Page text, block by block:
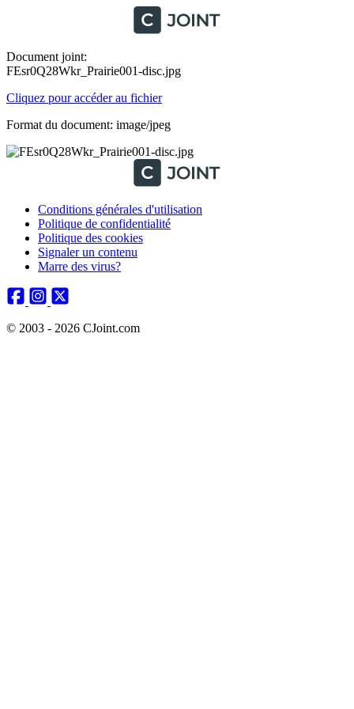
Document joint:
FEsr0Q28Wkr_Prairie001-disc.jpg
Cliquez pour accéder au fichier
Format du document: image/jpeg
Conditions générales d'utilisation
Politique de confidentialité
Politique des cookies
Signaler un contenu
Marre des virus?
© 2003 - 2026 CJoint.com